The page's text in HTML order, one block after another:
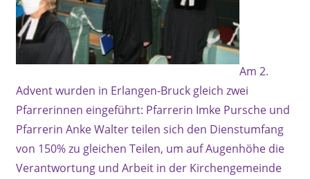
Am 2.
Advent wurden in Erlangen-Bruck gleich zwei
Pfarrerinnen eingeführt: Pfarrerin Imke Pursche und
Pfarrerin Anke Walter teilen sich den Dienstumfang
von 150% zu gleichen Teilen, um auf Augenhöhe die
Verantwortung und Arbeit in der Kirchengemeinde